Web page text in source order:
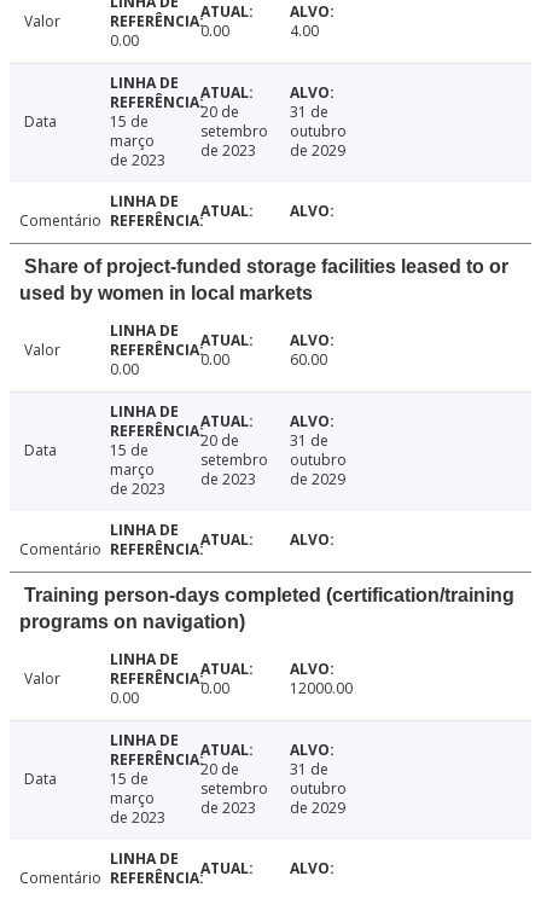
Valor
0.00
0.00 4.00
Data
15 de
março
de 2023
20 de
setembro
de 2023
31 de
outubro
de 2029
Comentário
Share of project-funded storage facilities leased to or
used by women in local markets
Valor
0.00
0.00 60.00
Data
15 de
março
de 2023
20 de
setembro
de 2023
31 de
outubro
de 2029
Comentário
Training person-days completed (certification/training
programs on navigation)
Valor
0.00
0.00 12000.00
Data
15 de
março
de 2023
20 de
setembro
de 2023
31 de
outubro
de 2029
Comentário